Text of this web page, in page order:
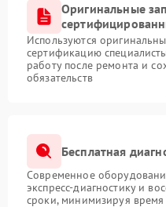
Оригинальные
Используются
сертификацию
работу после ремонта и
обязательств
Бесплатная
Современное
экспресс-диагностику и
сроки, минимизируя время